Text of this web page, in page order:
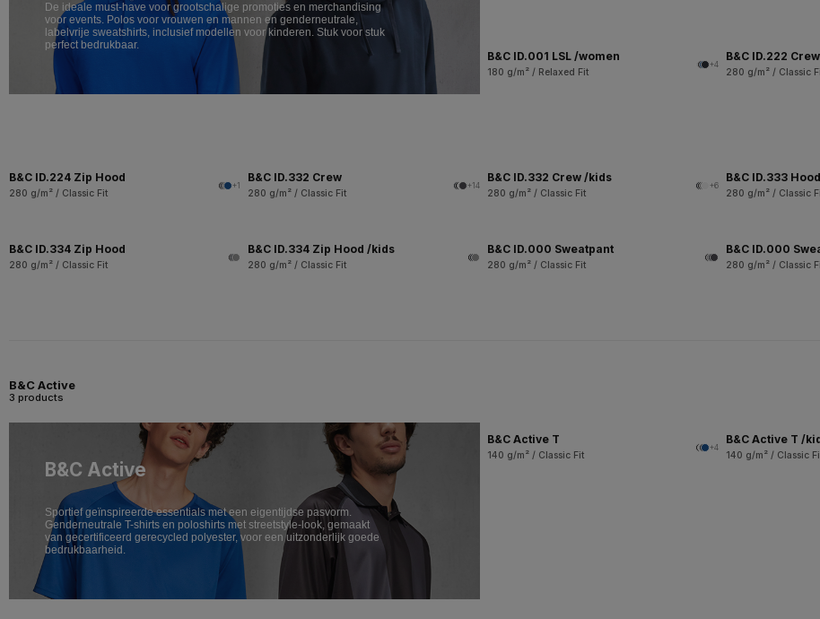
De ideale must-have voor grootschalige promoties en merchandising
voor events. Polos voor vrouwen en mannen en genderneutrale,
labelvrije sweatshirts, inclusief modellen voor kinderen. Stuk voor stuk
perfect bedrukbaar.
B&C ID.001 LSL /women
180 g/m² / Relaxed Fit
+4
B&C ID.222 Crew
280 g/m² / Classic
B&C ID.224 Zip Hood
280 g/m² / Classic Fit
+1
B&C ID.332 Crew
280 g/m² / Classic Fit
+14
B&C ID.332 Crew /kids
280 g/m² / Classic Fit
+6
B&C ID.333
280 g/m² / Classic
B&C ID.334 Zip Hood
280 g/m² / Classic Fit
B&C ID.334 Zip Hood /kids
280 g/m² / Classic Fit
B&C ID.000 Sweatpant
280 g/m² / Classic Fit
B&C ID.000
280 g/m² / Classic
B&C Active
3 products
B&C Active
Sportief geïnspireerde essentials met een eigentijdse pasvorm.
Genderneutrale T-shirts en poloshirts met streetstyle-look, gemaakt
van gecertificeerd gerecycled polyester, voor een uitzonderlijk goede
bedrukbaarheid.
B&C Active T
140 g/m² / Classic Fit
+4
B&C Active T /
140 g/m² / Classic